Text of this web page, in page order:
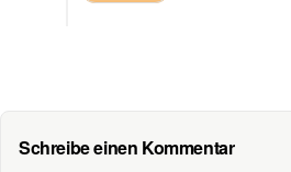
Schreibe einen Kommentar